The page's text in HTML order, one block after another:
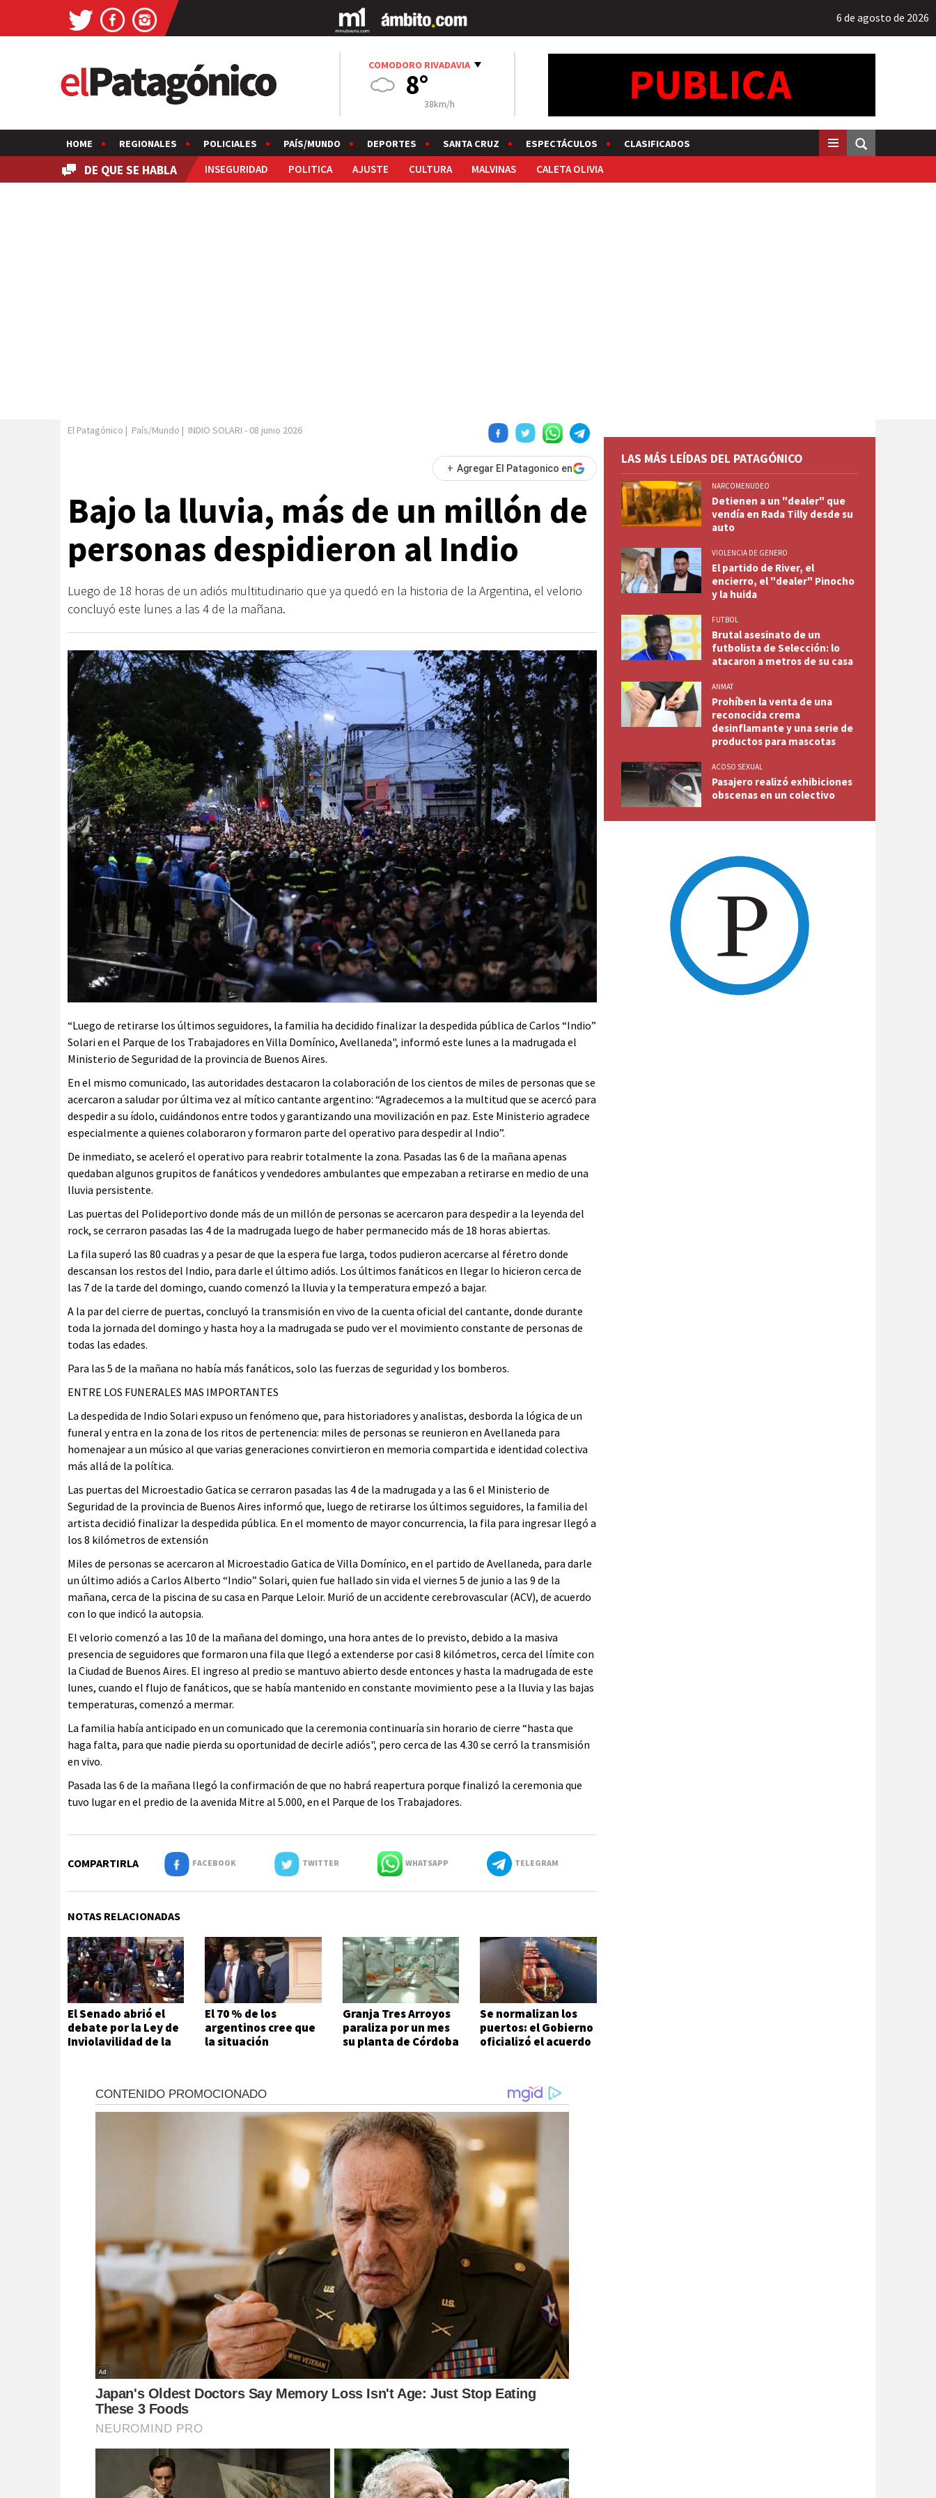
6 de agosto de 2026
COMODORO RIVADAVIA
8°
38km/h
HOME REGIONALES POLICIALES PAÍS/MUNDO DEPORTES SANTA CRUZ ESPECTÁCULOS CLASIFICADOS
DE QUE SE HABLA INSEGURIDAD POLITICA AJUSTE CULTURA MALVINAS CALETA OLIVIA
El Patagónico | País/Mundo | INDIO SOLARI - 08 junio 2026
+ Agregar El Patagonico en
Bajo la lluvia, más de un millón de
personas despidieron al Indio
Luego de 18 horas de un adiós multitudinario que ya quedó en la historia de la Argentina, el velorio
concluyó este lunes a las 4 de la mañana.
“Luego de retirarse los últimos seguidores, la familia ha decidido finalizar la despedida pública de Carlos “Indio”
Solari en el Parque de los Trabajadores en Villa Domínico, Avellaneda", informó este lunes a la madrugada el
Ministerio de Seguridad de la provincia de Buenos Aires.
En el mismo comunicado, las autoridades destacaron la colaboración de los cientos de miles de personas que se
acercaron a saludar por última vez al mítico cantante argentino: “Agradecemos a la multitud que se acercó para
despedir a su ídolo, cuidándonos entre todos y garantizando una movilización en paz. Este Ministerio agradece
especialmente a quienes colaboraron y formaron parte del operativo para despedir al Indio”.
De inmediato, se aceleró el operativo para reabrir totalmente la zona. Pasadas las 6 de la mañana apenas
quedaban algunos grupitos de fanáticos y vendedores ambulantes que empezaban a retirarse en medio de una
lluvia persistente.
Las puertas del Polideportivo donde más de un millón de personas se acercaron para despedir a la leyenda del
rock, se cerraron pasadas las 4 de la madrugada luego de haber permanecido más de 18 horas abiertas.
La fila superó las 80 cuadras y a pesar de que la espera fue larga, todos pudieron acercarse al féretro donde
descansan los restos del Indio, para darle el último adiós. Los últimos fanáticos en llegar lo hicieron cerca de
las 7 de la tarde del domingo, cuando comenzó la lluvia y la temperatura empezó a bajar.
A la par del cierre de puertas, concluyó la transmisión en vivo de la cuenta oficial del cantante, donde durante
toda la jornada del domingo y hasta hoy a la madrugada se pudo ver el movimiento constante de personas de
todas las edades.
Para las 5 de la mañana no había más fanáticos, solo las fuerzas de seguridad y los bomberos.
ENTRE LOS FUNERALES MAS IMPORTANTES
La despedida de Indio Solari expuso un fenómeno que, para historiadores y analistas, desborda la lógica de un
funeral y entra en la zona de los ritos de pertenencia: miles de personas se reunieron en Avellaneda para
homenajear a un músico al que varias generaciones convirtieron en memoria compartida e identidad colectiva
más allá de la política.
Las puertas del Microestadio Gatica se cerraron pasadas las 4 de la madrugada y a las 6 el Ministerio de
Seguridad de la provincia de Buenos Aires informó que, luego de retirarse los últimos seguidores, la familia del
artista decidió finalizar la despedida pública. En el momento de mayor concurrencia, la fila para ingresar llegó a
los 8 kilómetros de extensión
Miles de personas se acercaron al Microestadio Gatica de Villa Domínico, en el partido de Avellaneda, para darle
un último adiós a Carlos Alberto “Indio” Solari, quien fue hallado sin vida el viernes 5 de junio a las 9 de la
mañana, cerca de la piscina de su casa en Parque Leloir. Murió de un accidente cerebrovascular (ACV), de acuerdo
con lo que indicó la autopsia.
El velorio comenzó a las 10 de la mañana del domingo, una hora antes de lo previsto, debido a la masiva
presencia de seguidores que formaron una fila que llegó a extenderse por casi 8 kilómetros, cerca del límite con
la Ciudad de Buenos Aires. El ingreso al predio se mantuvo abierto desde entonces y hasta la madrugada de este
lunes, cuando el flujo de fanáticos, que se había mantenido en constante movimiento pese a la lluvia y las bajas
temperaturas, comenzó a mermar.
La familia había anticipado en un comunicado que la ceremonia continuaría sin horario de cierre “hasta que
haga falta, para que nadie pierda su oportunidad de decirle adiós", pero cerca de las 4.30 se cerró la transmisión
en vivo.
Pasada las 6 de la mañana llegó la confirmación de que no habrá reapertura porque finalizó la ceremonia que
tuvo lugar en el predio de la avenida Mitre al 5.000, en el Parque de los Trabajadores.
COMPARTIRLA FACEBOOK TWITTER WHATSAPP TELEGRAM
NOTAS RELACIONADAS
El Senado abrió el
debate por la Ley de
Inviolavilidad de la
El 70 % de los
argentinos cree que
la situación
Granja Tres Arroyos
paraliza por un mes
su planta de Córdoba
Se normalizan los
puertos: el Gobierno
oficializó el acuerdo
LAS MÁS LEÍDAS DEL PATAGÓNICO
NARCOMENUDEO
Detienen a un "dealer" que
vendía en Rada Tilly desde su
auto
VIOLENCIA DE GENERO
El partido de River, el
encierro, el "dealer" Pinocho
y la huida
FUTBOL
Brutal asesinato de un
futbolista de Selección: lo
atacaron a metros de su casa
ANMAT
Prohíben la venta de una
reconocida crema
desinflamante y una serie de
productos para mascotas
ACOSO SEXUAL
Pasajero realizó exhibiciones
obscenas en un colectivo